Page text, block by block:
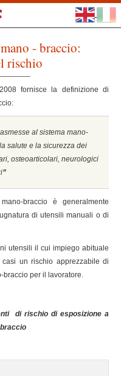
- braccio:
rischio
fornisce la definizione di
al sistema mano-
salute e la sicurezza dei
osteoarticolari, neurologici
”
braccio è generalmente
di utensili manuali o di
utensili il cui impiego abituale
un rischio apprezzabile di
braccio per il lavoratore.
di rischio di esposizione a